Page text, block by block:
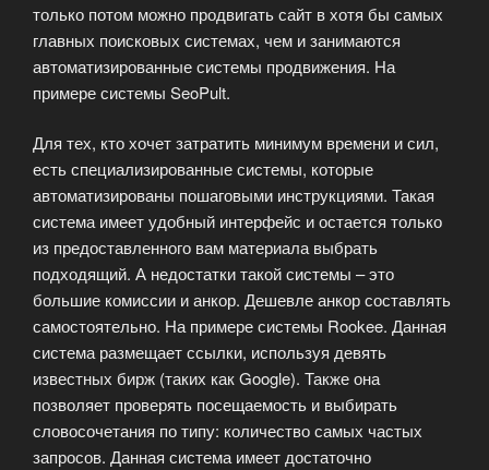
только потом можно продвигать сайт в хотя бы самых
главных поисковых системах, чем и занимаются
автоматизированные системы продвижения. На
примере системы SeoPult.
Для тех, кто хочет затратить минимум времени и сил,
есть специализированные системы, которые
автоматизированы пошаговыми инструкциями. Такая
система имеет удобный интерфейс и остается только
из предоставленного вам материала выбрать
подходящий. А недостатки такой системы – это
большие комиссии и анкор. Дешевле анкор составлять
самостоятельно. На примере системы Rookee. Данная
система размещает ссылки, используя девять
известных бирж (таких как Google). Также она
позволяет проверять посещаемость и выбирать
словосочетания по типу: количество самых частых
запросов. Данная система имеет достаточно